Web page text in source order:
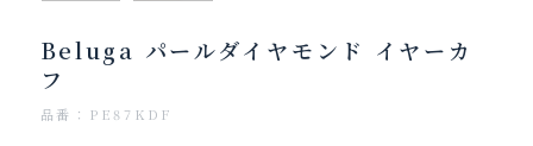
Beluga パールダイヤモンド イヤーカ
フ
品番：PE87KDF